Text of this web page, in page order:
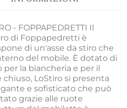
- FOPPAPEDRETTI Il
di Foppapedretti è
di un'asse da stiro che
del mobile. È dotato di
la biancheria e per il
LoStiro si presenta
e sofisticato che può
grazie alle ruote